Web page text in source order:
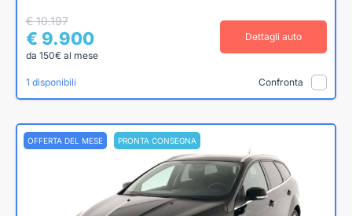
€ 10.197
€ 9.900
da 150€ al mese
Dettagli auto
1 disponibili Confronta
OFFERTA DEL MESE PRONTA CONSEGNA